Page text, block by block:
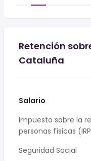
Retención
Cataluña
Salario
Impuesto sobre la
personas físicas
Seguridad Social